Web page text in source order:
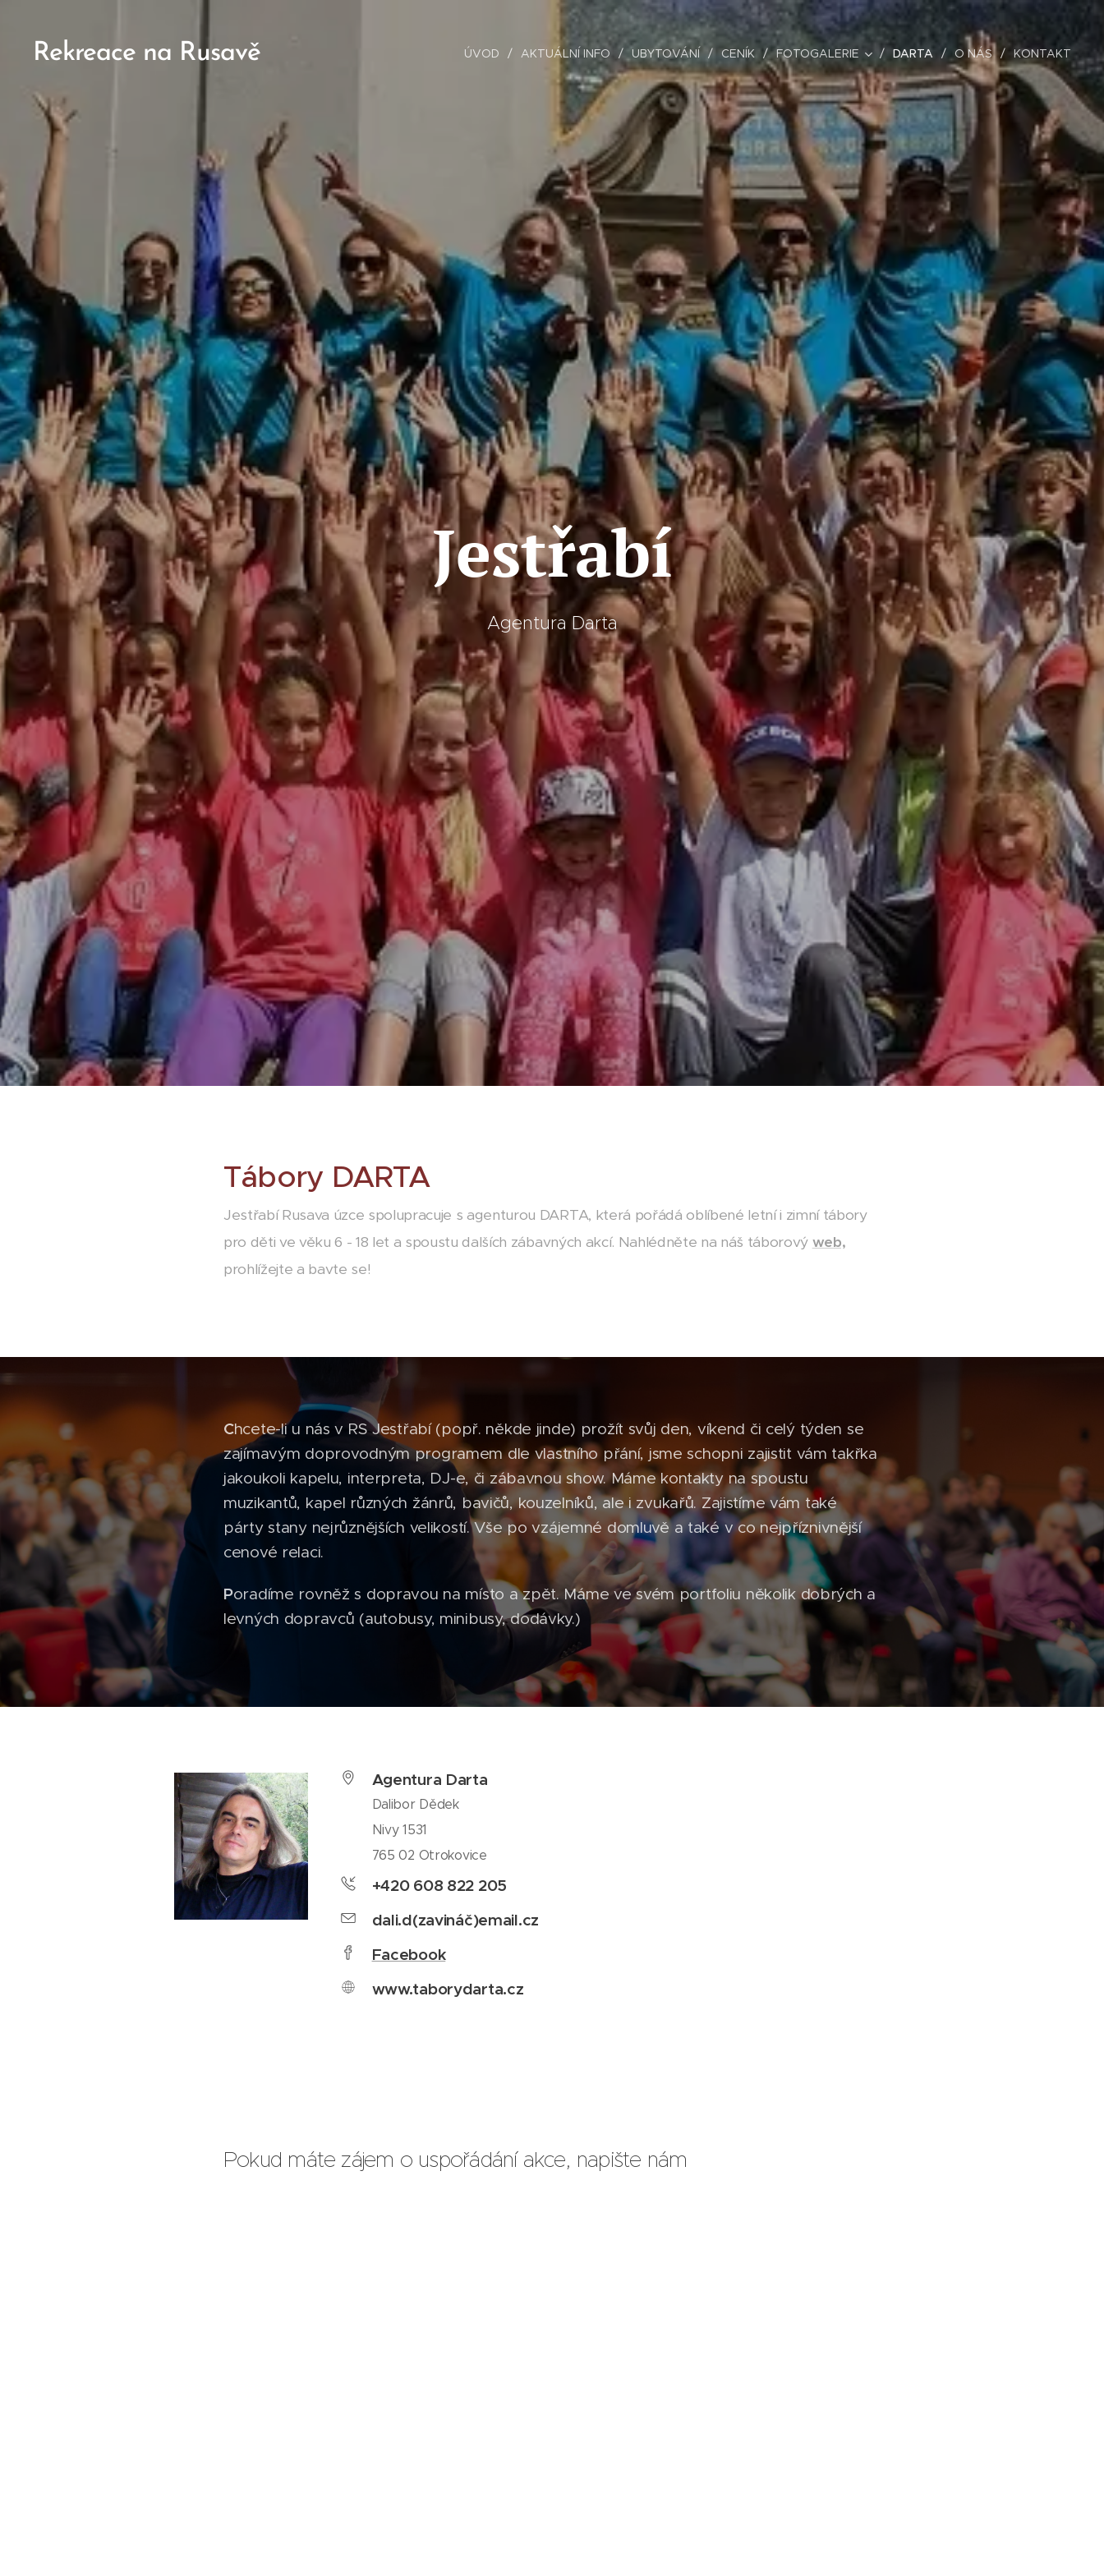
Rekreace na Rusavě ÚVOD AKTUÁLNÍ INFO UBYTOVÁNÍ CENÍK FOTOGALERIE DARTA O NÁS KONTAKT
Jestřabí
Agentura Darta
Tábory DARTA
Jestřabí Rusava úzce spolupracuje s agenturou DARTA, která pořádá oblíbené letní i zimní tábory
pro děti ve věku 6 - 18 let a spoustu dalších zábavných akcí. Nahlédněte na náš táborový web,
prohlížejte a bavte se!
Chcete-li u nás v RS Jestřabí (popř. někde jinde) prožít svůj den, víkend či celý týden se
zajímavým doprovodným programem dle vlastního přání, jsme schopni zajistit vám takřka
jakoukoli kapelu, interpreta, DJ-e, či zábavnou show. Máme kontakty na spoustu
muzikantů, kapel různých žánrů, bavičů, kouzelníků, ale i zvukařů. Zajistíme vám také
párty stany nejrůznějších velikostí. Vše po vzájemné domluvě a také v co nejpříznivnější
cenové relaci.
Poradíme rovněž s dopravou na místo a zpět. Máme ve svém portfoliu několik dobrých a
levných dopravců (autobusy, minibusy, dodávky.)
Agentura Darta
Dalibor Dědek
Nivy 1531
765 02 Otrokovice
+420 608 822 205
dali.d(zavináč)email.cz
Facebook
www.taborydarta.cz
Pokud máte zájem o uspořádání akce, napište nám